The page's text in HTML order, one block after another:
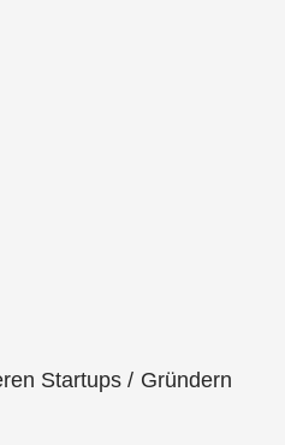
Startups / Gründern